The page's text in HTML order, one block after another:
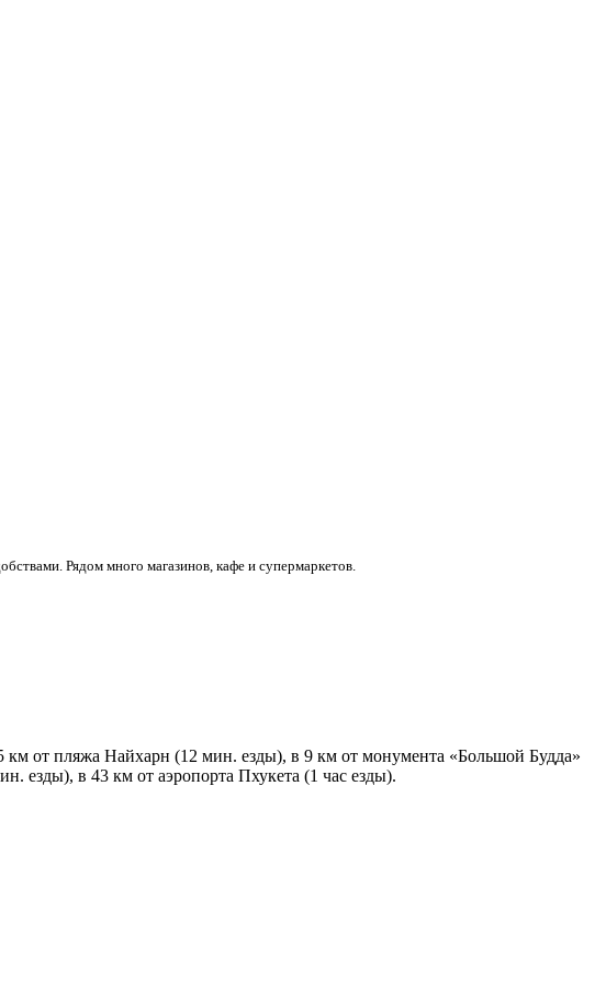
Рядом много магазинов, кафе и супермаркетов.
от пляжа Найхарн (12 мин. езды), в 9 км от монумента «Большой Будда»
езды), в 43 км от аэропорта Пхукета (1 час езды).